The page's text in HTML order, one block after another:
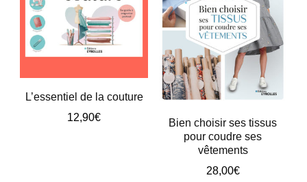
L’essentiel de la couture
12,90€
Bien choisir ses tissus
pour coudre ses
vêtements
28,00€